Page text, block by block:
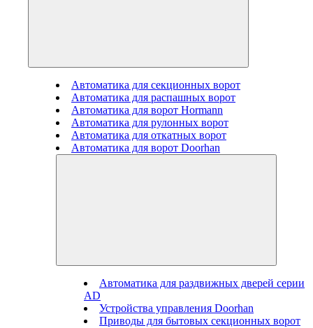
Автоматика для секционных ворот
Автоматика для распашных ворот
Автоматика для ворот Hormann
Автоматика для рулонных ворот
Автоматика для откатных ворот
Автоматика для ворот Doorhan
Автоматика для раздвижных дверей серии
AD
Устройства управления Doorhan
Приводы для бытовых секционных ворот